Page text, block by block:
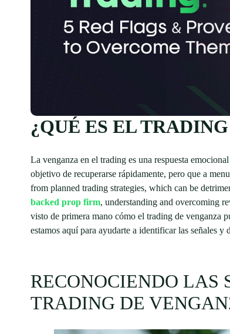
¿QUÉ ES EL
La venganza en el trading es una respuesta
objetivo de recuperarse rápidamente, pero que a
from planned trading strategies, which can be
backed prop firm, understanding and overcoming
visto de primera mano cómo el trading de venganza
estamos aquí para ayudarte a identificar las señales
RECONOCIENDO LAS
TRADING DE